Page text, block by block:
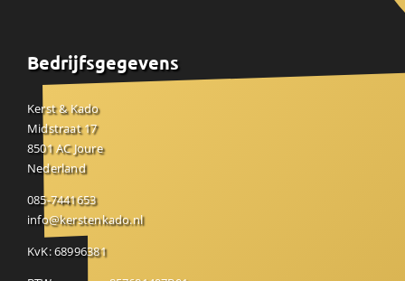
Bedrijfsgegevens
Kerst & Kado
Midstraat 17
8501 AC Joure
Nederland
085-7441653
info@kerstenkado.nl
KvK: 68996381